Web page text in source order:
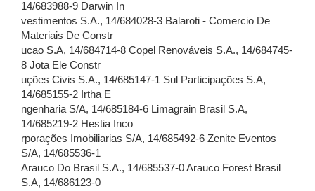
14/683988-9 Darwin In
vestimentos S.A., 14/684028-3 Balaroti - Comercio De
Materiais De Constr
ucao S.A, 14/684714-8 Copel Renováveis S.A., 14/684745-
8 Jota Ele Constr
uções Civis S.A., 14/685147-1 Sul Participações S.A,
14/685155-2 Irtha E
ngenharia S/A, 14/685184-6 Limagrain Brasil S.A,
14/685219-2 Hestia Inco
rporações Imobiliarias S/A, 14/685492-6 Zenite Eventos
S/A, 14/685536-1
Arauco Do Brasil S.A., 14/685537-0 Arauco Forest Brasil
S.A, 14/686123-0